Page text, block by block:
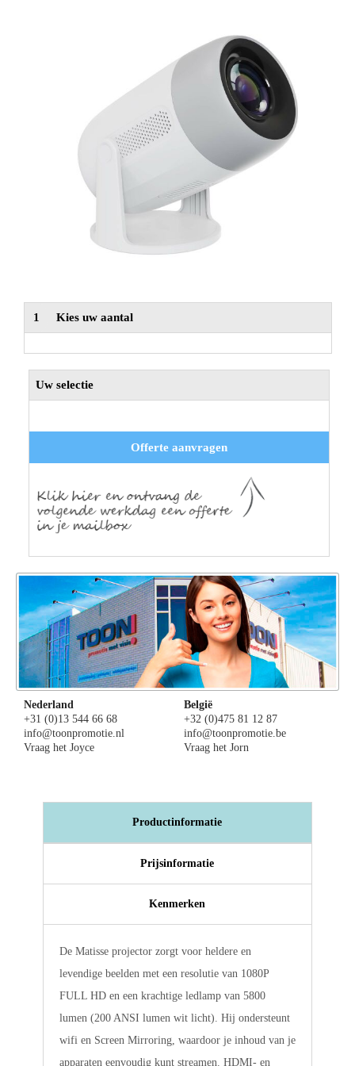
1 Kies uw aantal
Uw selectie
Offerte aanvragen
Nederland
+31 (0)13 544 66 68
info@toonpromotie.nl
Vraag het Joyce
België
+32 (0)475 81 12 87
info@toonpromotie.be
Vraag het Jorn
Productinformatie
Prijsinformatie
Kenmerken
De Matisse projector zorgt voor heldere en
levendige beelden met een resolutie van 1080P
FULL HD en een krachtige ledlamp van 5800
lumen (200 ANSI lumen wit licht). Hij ondersteunt
wifi en Screen Mirroring, waardoor je inhoud van je
apparaten eenvoudig kunt streamen. HDMI- en